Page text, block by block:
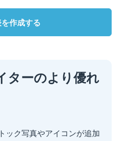
作成する
ターのより優れ
ック写真やアイコンが追加